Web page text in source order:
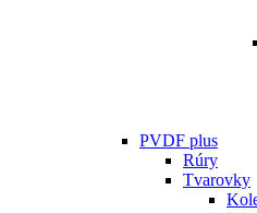
PVDF plus
Rúry
Tvarovky